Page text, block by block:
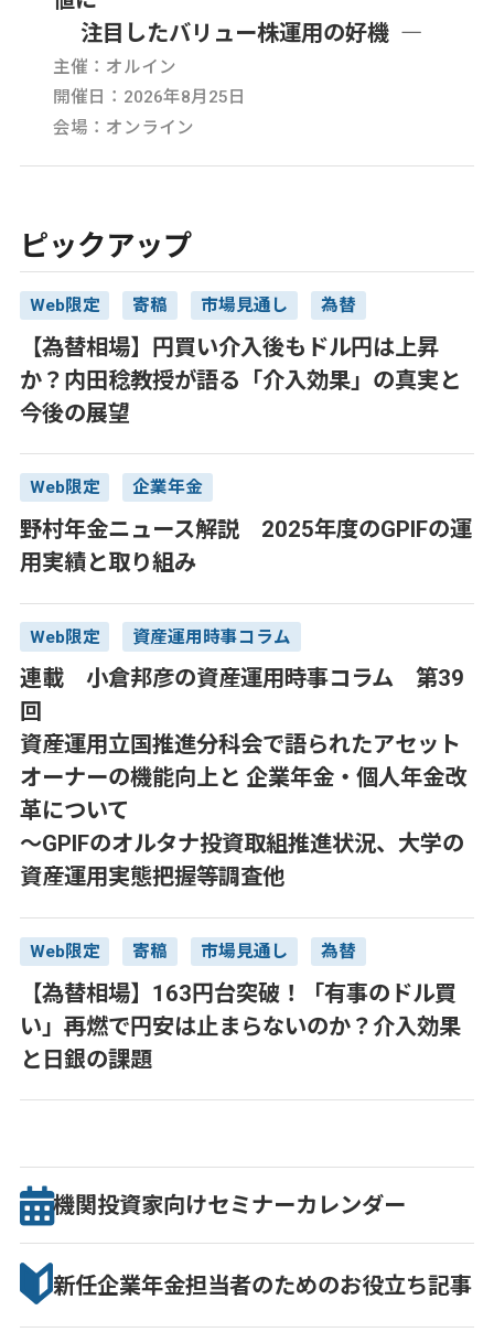
注目したバリュー株運用の好機 ―
主催：オルイン
開催日：2026年8月25日
会場：オンライン
ピックアップ
Web限定 寄稿 市場見通し 為替
【為替相場】円買い介入後もドル円は上昇
か？内田稔教授が語る「介入効果」の真実と
今後の展望
Web限定 企業年金
野村年金ニュース解説 2025年度のGPIFの運
用実績と取り組み
Web限定 資産運用時事コラム
連載 小倉邦彦の資産運用時事コラム 第39
回
資産運用立国推進分科会で語られたアセット
オーナーの機能向上と 企業年金・個人年金改
革について
～GPIFのオルタナ投資取組推進状況、大学の
資産運用実態把握等調査他
Web限定 寄稿 市場見通し 為替
【為替相場】163円台突破！「有事のドル買
い」再燃で円安は止まらないのか？介入効果
と日銀の課題
機関投資家向けセミナーカレンダー
新任企業年金担当者のためのお役立ち記事